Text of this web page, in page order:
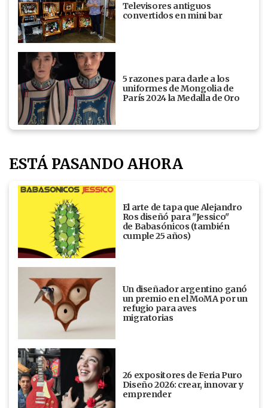
Televisores antiguos
convertidos en mini bar
5 razones para darle a los
uniformes de Mongolia de
París 2024 la Medalla de Oro
ESTÁ PASANDO AHORA
El arte de tapa que Alejandro
Ros diseñó para "Jessico"
de Babasónicos (también
cumple 25 años)
Un diseñador argentino ganó
un premio en el MoMA por un
refugio para aves
migratorias
26 expositores de Feria Puro
Diseño 2026: crear, innovar y
emprender